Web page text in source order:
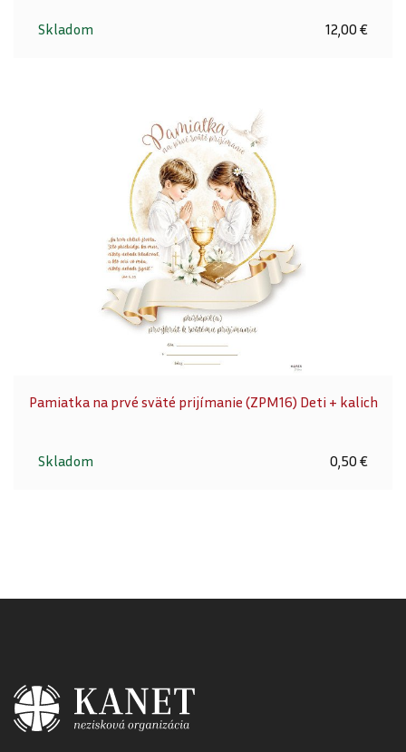
Skladom 12,00 €
Pamiatka na prvé sväté prijímanie (ZPM16) Deti + kalich
Skladom 0,50 €